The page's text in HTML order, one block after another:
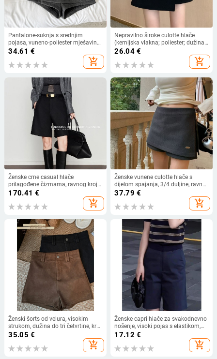
Pantalone-suknja s srednjim
pojasa, vuneno-poliester mješavina,
široka silueta, dužina 3/4, ženska
34.61 €
add_shopping_cart
Nepravilno široke culotte hlače
(kemijska vlakna; poliester; dužina
3/4; mikro-odskok elastičnost)
26.04€
add_shopping_cart
Ženske crne casual hlače
prilagođene čizmama, ravnog kroja,
3/4 duljine, jesen-zima 2025
170.41 €
add_shopping_cart
Ženske vunene culotte hlače s
dijelom spajanja, 3/4 duljine, ravna
kroj, srednje debljine, proljeće 2025
37.79 €
add_shopping_cart
Ženski šorts od velura, visokim
strukom, dužina do tri četvrtine, kroj
koji ističe siluetu, svakodnevni,
35.05 €
add_shopping_cart
Ženske capri hlače za svakodnevno
nošenje, visoki pojas s elastikom,
straight kroj, poliester,
japansko-korejski stil
17.12 €
add_shopping_cart